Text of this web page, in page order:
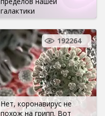
галактики
Нет, коронавирус не
похож на грипп. Вот
192264